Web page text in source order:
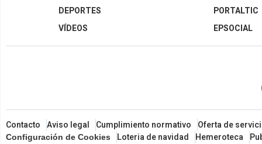
DEPORTES
VÍDEOS
PORTALTIC
EPSOCIAL
Contacto Aviso legal Cumplimiento normativo Oferta de
Configuración de Cookies Loteria de navidad Hemeroteca